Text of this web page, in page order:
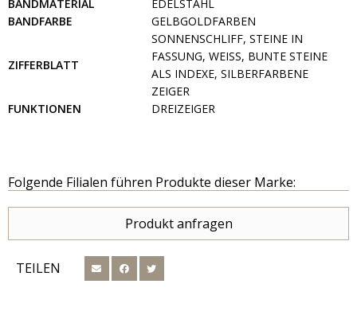
BANDMATERIAL
EDELSTAHL
BANDFARBE
GELBGOLDFARBEN
ZIFFERBLATT
SONNENSCHLIFF, STEINE IN
FASSUNG, WEISS, BUNTE STEINE A
LS INDEXE, SILBERFARBENE Z
EIGER
FUNKTIONEN
DREIZEIGER
Folgende Filialen führen Produkte dieser Marke:
Produkt anfragen
TEILEN